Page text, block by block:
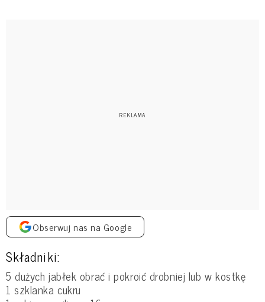
Obserwuj nas na Google
Składniki:
5 dużych jabłek obrać i pokroić drobniej lub w kostkę
1 szklanka cukru